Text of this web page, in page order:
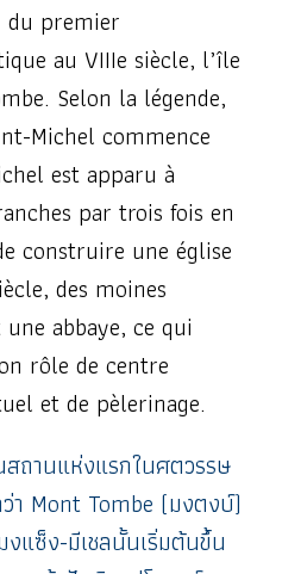
premier
au VIIIe siècle, l’île
Selon la légende,
Michel commence
est apparu à
par trois fois en
construire une église
des moines
abbaye, ce qui
rôle de centre
et de pèlerinage.
ถานแห่งแรกในศตวรรษ
า Mont Tombe (มงตงบ์)
งแซ็ง-มีเชลนั้นเริ่มต้นขึ้น